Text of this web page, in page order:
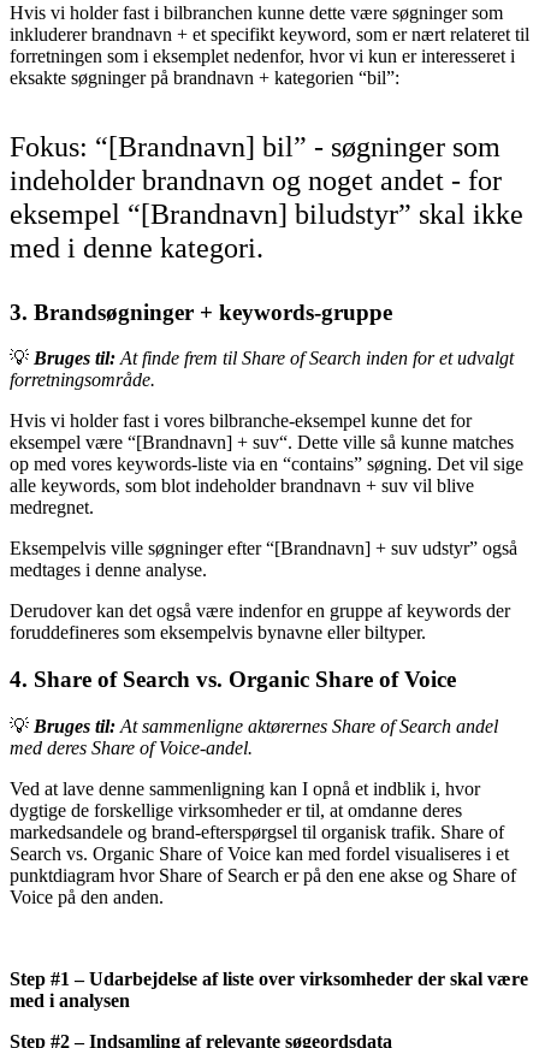
Hvis vi holder fast i bilbranchen kunne dette være søgninger som
inkluderer brandnavn + et specifikt keyword, som er nært relateret til
forretningen som i eksemplet nedenfor, hvor vi kun er interesseret i
eksakte søgninger på brandnavn + kategorien “bil”:
Fokus: “[Brandnavn] bil” - søgninger som
indeholder brandnavn og noget andet - for
eksempel “[Brandnavn] biludstyr” skal ikke
med i denne kategori.
3. Brandsøgninger + keywords-gruppe
💡 Bruges til: At finde frem til Share of Search inden for et udvalgt
forretningsområde.
Hvis vi holder fast i vores bilbranche-eksempel kunne det for
eksempel være “[Brandnavn] + suv“. Dette ville så kunne matches
op med vores keywords-liste via en “contains” søgning. Det vil sige
alle keywords, som blot indeholder brandnavn + suv vil blive
medregnet.
Eksempelvis ville søgninger efter “[Brandnavn] + suv udstyr” også
medtages i denne analyse.
Derudover kan det også være indenfor en gruppe af keywords der
foruddefineres som eksempelvis bynavne eller biltyper.
4. Share of Search vs. Organic Share of Voice
💡 Bruges til: At sammenligne aktørernes Share of Search andel
med deres Share of Voice-andel.
Ved at lave denne sammenligning kan I opnå et indblik i, hvor
dygtige de forskellige virksomheder er til, at omdanne deres
markedsandele og brand-efterspørgsel til organisk trafik. Share of
Search vs. Organic Share of Voice kan med fordel visualiseres i et
punktdiagram hvor Share of Search er på den ene akse og Share of
Voice på den anden.
Step #1 – Udarbejdelse af liste over virksomheder der skal være
med i analysen
Step #2 – Indsamling af relevante søgeordsdata